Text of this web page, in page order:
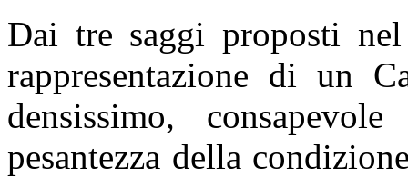
Dai tre saggi proposti
rappresentazione di un
densissimo,
pesantezza della